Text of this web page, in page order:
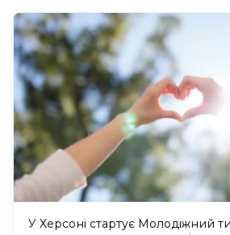
У Херсоні стартує Молодіжний